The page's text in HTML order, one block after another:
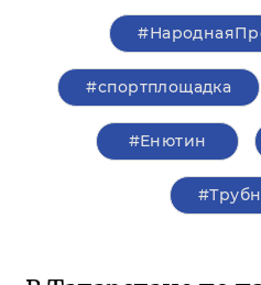
#спортплощадка
#Енютин